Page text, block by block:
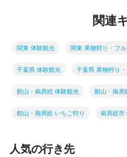
関連
関東 体験観光 関東 果物狩り・フ
千葉県 体験観光 千葉県 果物狩り
館山・南房総 体験観光 館山・南房
館山・南房総 いちご狩り 南房総市
人気の行き先